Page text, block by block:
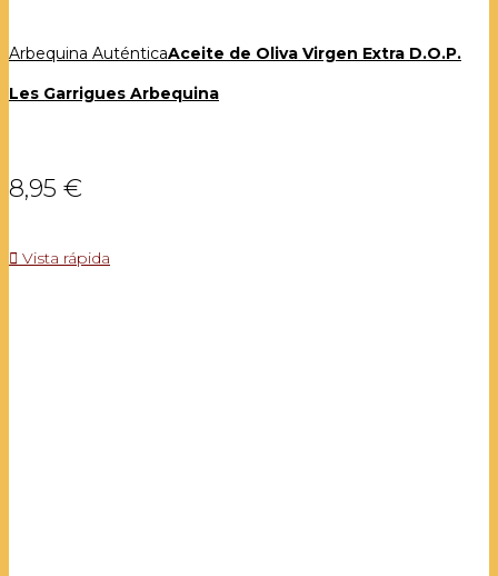
Arbequina AuténticaAceite de Oliva Virgen Extra D.O.P.
Les Garrigues Arbequina
8,95 €
 Vista rápida